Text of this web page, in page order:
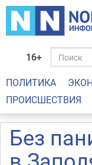
16+
ПОЛИТИКА
ПРОИСШЕСТВИЯ
Без